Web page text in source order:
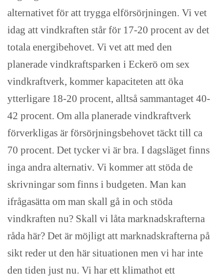
alternativet för att trygga elförsörjningen. Vi vet
idag att vindkraften står för 17-20 procent av det
totala energibehovet. Vi vet att med den
planerade vindkraftsparken i Eckerö om sex
vindkraftverk, kommer kapaciteten att öka
ytterligare 18-20 procent, alltså sammantaget 40-
42 procent. Om alla planerade vindkraftverk
förverkligas är försörjningsbehovet täckt till ca
70 procent. Det tycker vi är bra. I dagsläget finns
inga andra alternativ. Vi kommer att stöda de
skrivningar som finns i budgeten. Man kan
ifrågasätta om man skall gå in och stöda
vindkraften nu? Skall vi låta marknadskrafterna
råda här? Det är möjligt att marknadskrafterna på
sikt reder ut den här situationen men vi har inte
den tiden just nu. Vi har ett klimathot ett